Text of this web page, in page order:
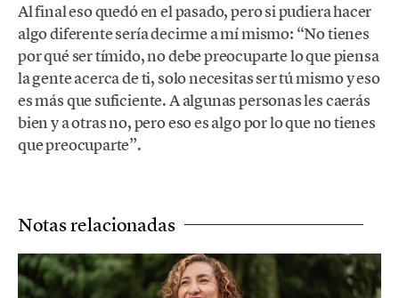
Al final eso quedó en el pasado, pero si pudiera hacer
algo diferente sería decirme a mí mismo: “No tienes
por qué ser tímido, no debe preocuparte lo que piensa
la gente acerca de ti, solo necesitas ser tú mismo y eso
es más que suficiente. A algunas personas les caerás
bien y a otras no, pero eso es algo por lo que no tienes
que preocuparte”.
Notas relacionadas